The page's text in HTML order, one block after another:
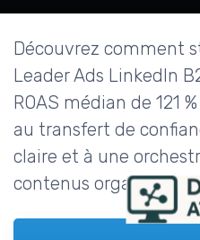
Découvrez comment
Leader Ads LinkedIn
ROAS médian de 121
au transfert de
claire et à une
contenus organiques